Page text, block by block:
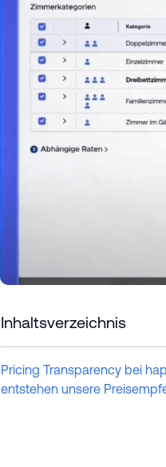
Inhaltsverzeichnis
Pricing Transparency bei
entstehen unsere